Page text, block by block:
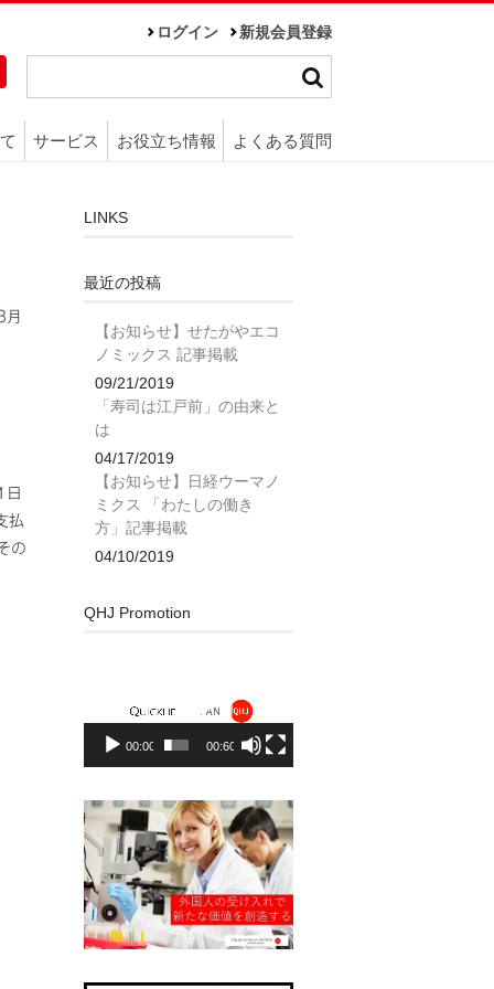
ログイン 新規会員登録
サービス お役立ち情報 よくある質問
月
日
払
の
LINKS
最近の投稿
【お知らせ】せたがやエコ
ノミックス 記事掲載
09/21/2019
「寿司は江戸前」の由来と
は
04/17/2019
【お知らせ】日経ウーマノ
ミクス 「わたしの働き
方」記事掲載
04/10/2019
QHJ Promotion
レ
ー
00:00 00:60